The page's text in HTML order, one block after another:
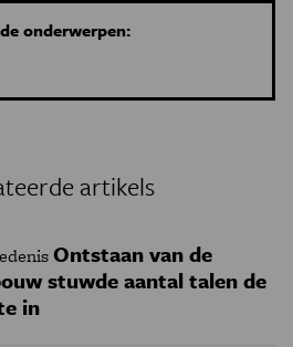
onderwerpen:
artikels
Ontstaan van de
stuwde aantal talen de
in